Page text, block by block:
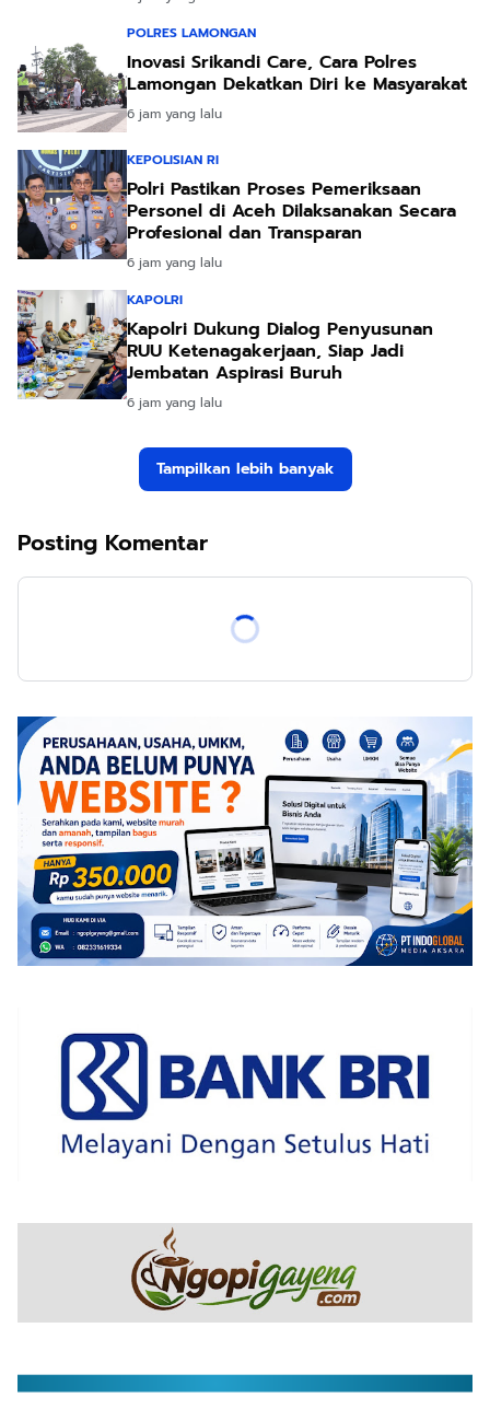
POLRES LAMONGAN
Inovasi Srikandi Care, Cara Polres
Lamongan Dekatkan Diri ke Masyarakat
6 jam yang lalu
KEPOLISIAN RI
Polri Pastikan Proses Pemeriksaan
Personel di Aceh Dilaksanakan Secara
Profesional dan Transparan
6 jam yang lalu
KAPOLRI
Kapolri Dukung Dialog Penyusunan
RUU Ketenagakerjaan, Siap Jadi
Jembatan Aspirasi Buruh
6 jam yang lalu
Tampilkan lebih banyak
Posting Komentar